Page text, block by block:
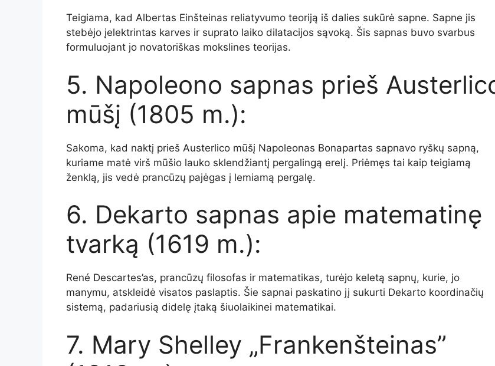
Teigiama, kad Albertas Einšteinas reliatyvumo teoriją iš dalies sukūrė sapne. Sapne jis
stebėjo įelektrintas karves ir suprato laiko dilatacijos sąvoką. Šis sapnas buvo svarbus
formuluojant jo novatoriškas mokslines teorijas.
5. Napoleono sapnas prieš
mūšį (1805 m.):
Sakoma, kad naktį prieš Austerlico mūšį Napoleonas Bonapartas sapnavo ryškų sapną,
kuriame matė virš mūšio lauko sklendžiantį pergalingą erelį. Priėmęs tai kaip teigiamą
ženklą, jis vedė prancūzų pajėgas į lemiamą pergalę.
6. Dekarto sapnas apie matematinę
tvarką (1619 m.):
René Descartes’as, prancūzų filosofas ir matematikas, turėjo keletą sapnų, kurie, jo
manymu, atskleidė visatos paslaptis. Šie sapnai paskatino jį sukurti Dekarto koordinačių
sistemą, padariusią didelę įtaką šiuolaikinei matematikai.
7. Mary Shelley „Frankenšteinas”